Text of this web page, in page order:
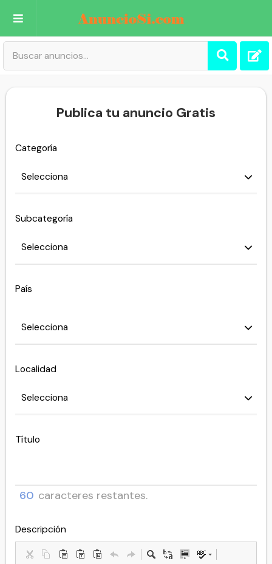
Publica tu Anuncio
Publica tu anuncio Gratis
Categoría
Subcategoría
País
Localidad
Título
60 caracteres restantes.
Descripción